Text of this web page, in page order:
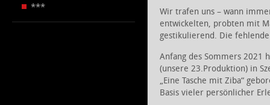
***
Wir trafen uns – wann
entwickelten, probten mit
gestikulierend. Die
Anfang des Sommers 2021
(unsere 23.Produktion) in
„Eine Tasche mit Ziba“
Basis vieler persönlicher